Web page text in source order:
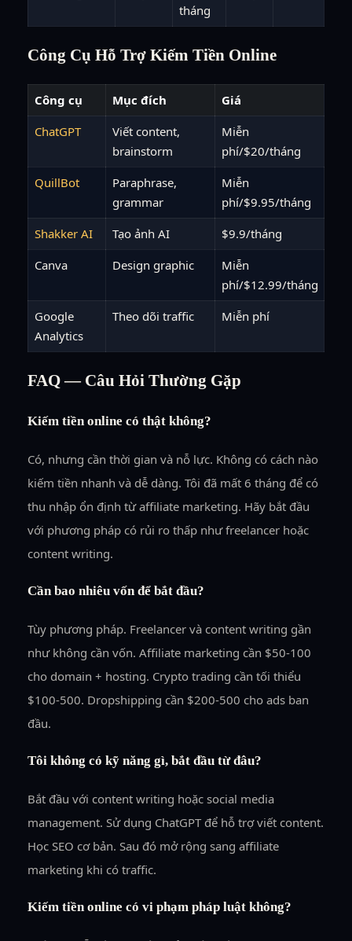
tháng
Công Cụ Hỗ Trợ Kiếm Tiền Online
Công cụ Mục đích
Giá
ChatGPT
Viết content,
brainstorm
Miễn
phí/$20/tháng
QuillBot
Paraphrase,
grammar
Miễn
phí/$9.95/tháng
Shakker AI
Tạo ảnh AI
$9.9/tháng
Canva
Design graphic
Miễn
phí/$12.99/tháng
Google
Analytics
Theo dõi traffic Miễn phí
FAQ — Câu Hỏi Thường Gặp
Kiếm tiền online có thật không?
Có, nhưng cần thời gian và nỗ lực. Không có cách nào
kiếm tiền nhanh và dễ dàng. Tôi đã mất 6 tháng để có
thu nhập ổn định từ affiliate marketing. Hãy bắt đầu
với phương pháp có rủi ro thấp như freelancer hoặc
content writing.
Cần bao nhiêu vốn để bắt đầu?
Tùy phương pháp. Freelancer và content writing gần
như không cần vốn. Affiliate marketing cần $50-100
cho domain + hosting. Crypto trading cần tối thiểu
$100-500. Dropshipping cần $200-500 cho ads ban
đầu.
Tôi không có kỹ năng gì, bắt đầu từ đâu?
Bắt đầu với content writing hoặc social media
management. Sử dụng ChatGPT để hỗ trợ viết content.
Học SEO cơ bản. Sau đó mở rộng sang affiliate
marketing khi có traffic.
Kiếm tiền online có vi phạm pháp luật không?